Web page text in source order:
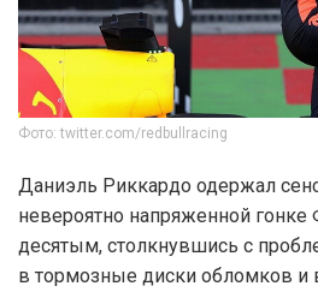
Фото: twitter.com/redbullracing
Даниэль Риккардо одержал
невероятно напряженной гонке
десятым, столкнувшись с
в тормозные диски обломков и